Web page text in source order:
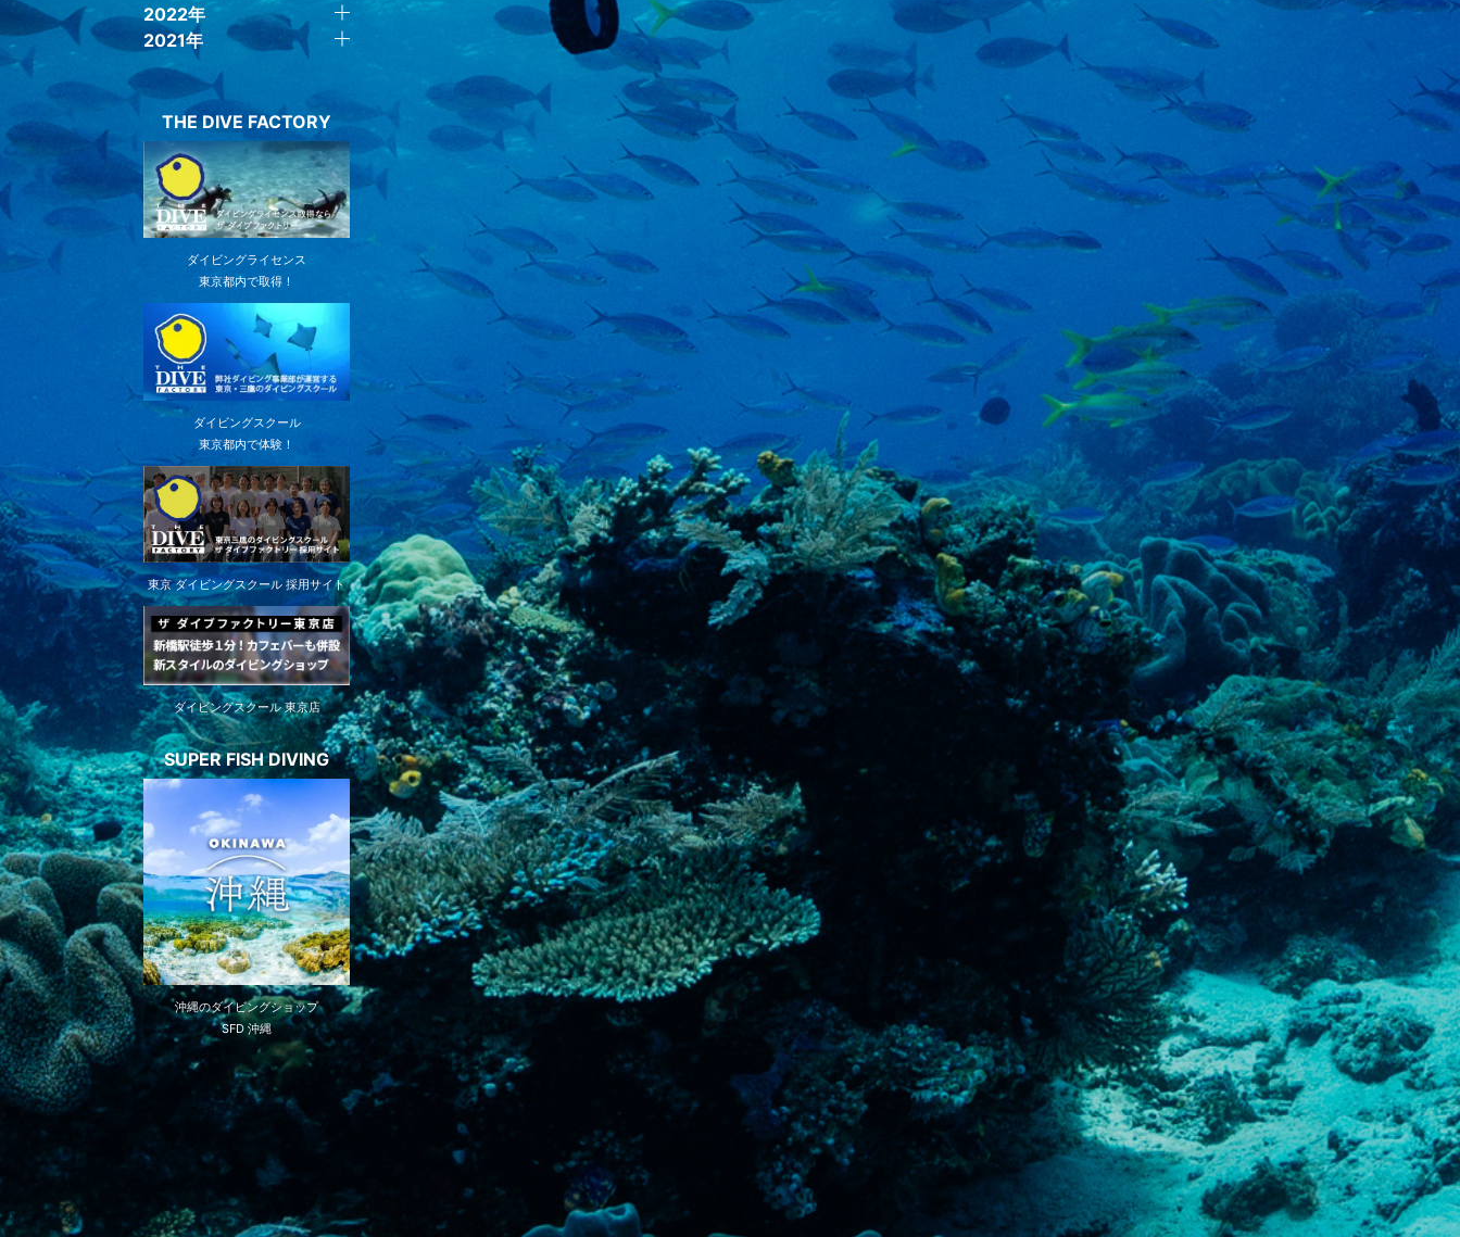
2022年
2021年
THE DIVE FACTORY
ダイビングライセンス
東京都内で取得！
ダイビングスクール
東京都内で体験！
東京 ダイビングスクール 採用サイト
ダイビングスクール 東京店
SUPER FISH DIVING
沖縄のダイビングショップ
SFD 沖縄